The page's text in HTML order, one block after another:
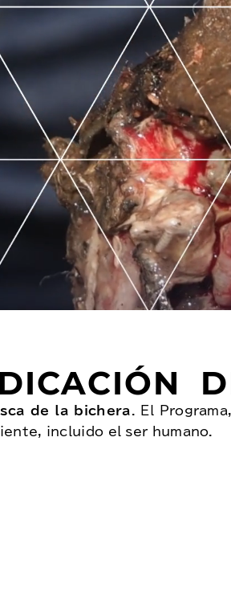
de la bichera . El
incluido el ser humano.